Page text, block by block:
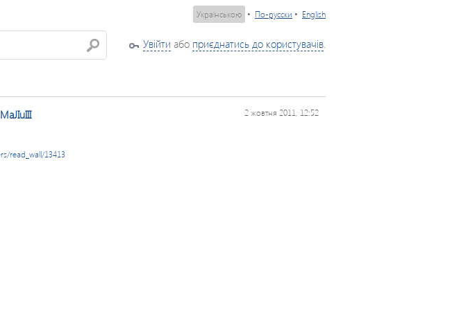
Українською • По-русски • English
Увійти або приєднатись до користувачів.
MaJIuIII 2 жовтня 2011, 12:52
read_wall/13413